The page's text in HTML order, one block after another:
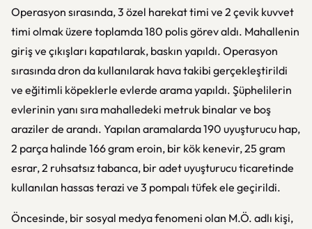
Operasyon sırasında, 3 özel harekat timi ve 2 çevik kuvvet
timi olmak üzere toplamda 180 polis görev aldı. Mahallenin
giriş ve çıkışları kapatılarak, baskın yapıldı. Operasyon
sırasında dron da kullanılarak hava takibi gerçekleştirildi
ve eğitimli köpeklerle evlerde arama yapıldı. Şüphelilerin
evlerinin yanı sıra mahalledeki metruk binalar ve boş
araziler de arandı. Yapılan aramalarda 190 uyuşturucu hap,
2 parça halinde 166 gram eroin, bir kök kenevir, 25 gram
esrar, 2 ruhsatsız tabanca, bir adet uyuşturucu ticaretinde
kullanılan hassas terazi ve 3 pompalı tüfek ele geçirildi.
Öncesinde, bir sosyal medya fenomeni olan M.Ö. adlı kişi,